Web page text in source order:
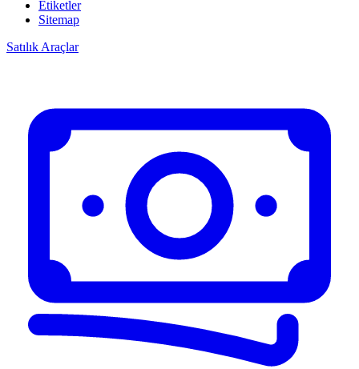
Etiketler
Sitemap
Satılık Araçlar